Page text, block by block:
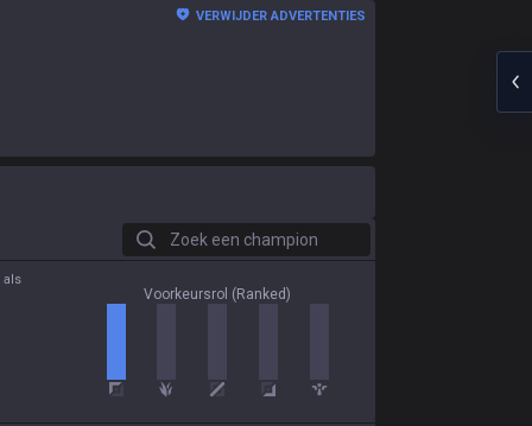
VERWIJDER ADVERTENTIES
Zoek een champion
als
Voorkeursrol (Ranked)